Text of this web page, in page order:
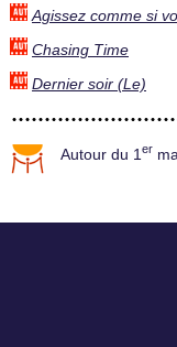
Agissez comme si
Chasing Time
Dernier soir (Le)
Autour du 1 er